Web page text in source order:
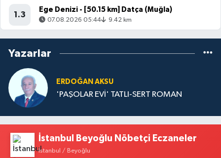
1.3
Ege Denizi - [50.15 km] Datça (Muğla)
07.08.2026 05:44 9.42 km
Yazarlar
ERDOĞAN AKSU
'PAŞOLAR EVİ' TATLI-SERT ROMAN
İstanbul Beyoğlu Nöbetçi Eczaneler
İstanbul / Beyoğlu